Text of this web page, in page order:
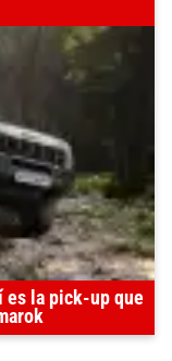
es la pick-up que